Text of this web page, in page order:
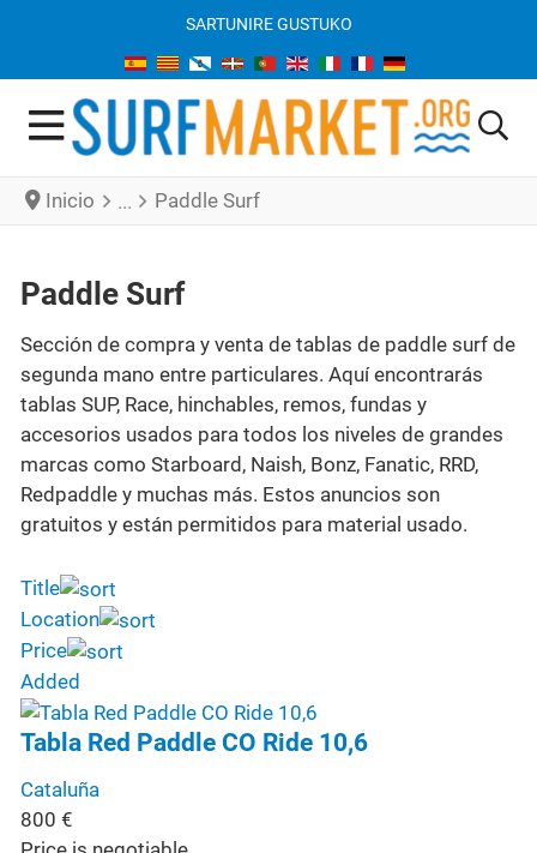
SARTUNIRE GUSTUKO
Inicio Paddle Surf
Paddle Surf
Sección de compra y venta de tablas de paddle surf de
segunda mano entre particulares. Aquí encontrarás
tablas SUP, Race, hinchables, remos, fundas y
accesorios usados para todos los niveles de grandes
marcas como Starboard, Naish, Bonz, Fanatic, RRD,
Redpaddle y muchas más. Estos anuncios son
gratuitos y están permitidos para material usado.
Title
Location
Price
Added
Tabla Red Paddle CO Ride 10,6
Cataluña
800 €